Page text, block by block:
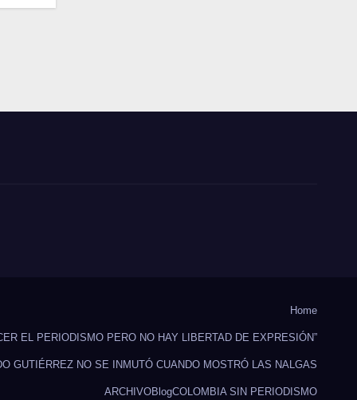
Home
EL PERIODISMO PERO NO HAY LIBERTAD DE EXPRESIÓN”
GUTIÉRREZ NO SE INMUTÓ CUANDO MOSTRÓ LAS NALGAS
ARCHIVOBlogCOLOMBIA SIN PERIODISMO